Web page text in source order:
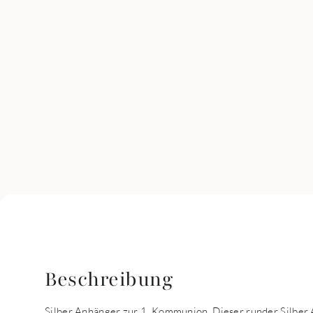
Beschreibung